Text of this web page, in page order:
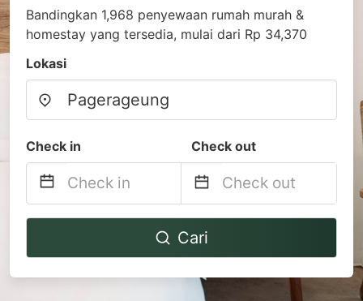
Bandingkan 1,968 penyewaan rumah murah &
homestay yang tersedia, mulai dari Rp 34,370
Lokasi
Check in Check out
Navigate
to
Navigate
to
interact
Cari